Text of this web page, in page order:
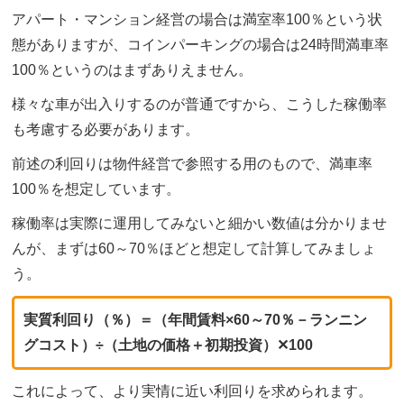
アパート・マンション経営の場合は満室率100％という状
態がありますが、コインパーキングの場合は24時間満車率
100％というのはまずありえません。
様々な車が出入りするのが普通ですから、こうした稼働率
も考慮する必要があります。
前述の利回りは物件経営で参照する用のもので、満車率
100％を想定しています。
稼働率は実際に運用してみないと細かい数値は分かりませ
んが、まずは60～70％ほどと想定して計算してみましょ
う。
実質利回り（％）＝（年間賃料×60～70％－ランニン
グコスト）÷（土地の価格＋初期投資）✕100
これによって、より実情に近い利回りを求められます。